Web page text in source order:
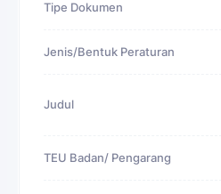
Tipe Dokumen
Jenis/Bentuk Peraturan
Judul
TEU Badan/ Pengarang